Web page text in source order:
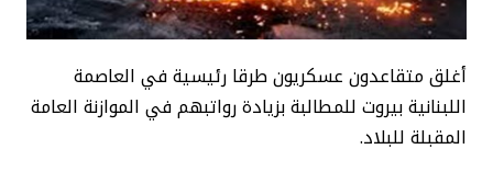
أغلق متقاعدون عسكريون طرقا رئيسية في العاصمة
اللبنانية بيروت للمطالبة بزيادة رواتبهم في الموازنة العامة
المقبلة للبلاد.